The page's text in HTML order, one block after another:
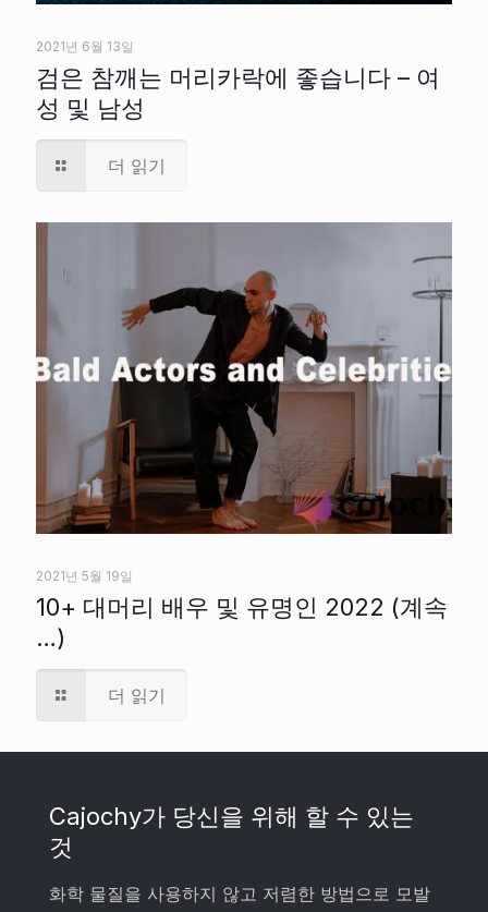
2021년 6월 13일
검은 참깨는 머리카락에 좋습니다 – 여
성 및 남성
더 읽기
2021년 5월 19일
10+ 대머리 배우 및 유명인 2022 (계속
…)
더 읽기
Cajochy가 당신을 위해 할 수 있는
것
화학 물질을 사용하지 않고 저렴한 방법으로 모발